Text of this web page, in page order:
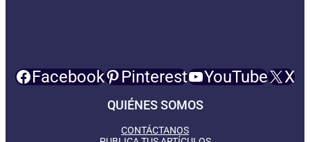
Facebook Pinterest YouTube X
QUIÉNES SOMOS
CONTÁCTANOS